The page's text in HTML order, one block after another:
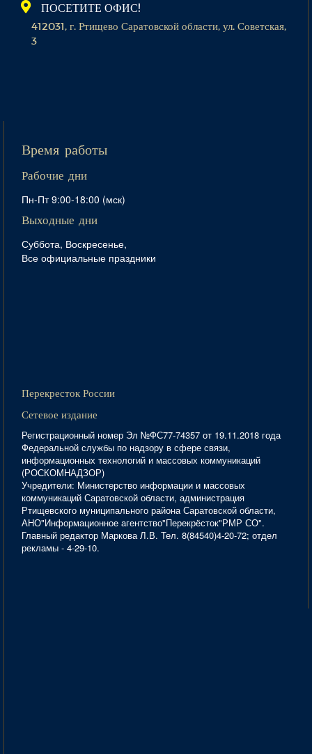
ПОСЕТИТЕ ОФИС!
412031, г. Ртищево Саратовской области, ул. Советская,
3
Время работы
Рабочие дни
Пн-Пт 9:00-18:00 (мск)
Выходные дни
Суббота, Воскресенье,
Все официальные праздники
Перекресток России
Сетевое издание
Регистрационный номер Эл №ФС77-74357 от 19.11.2018 года
Федеральной службы по надзору в сфере связи,
информационных технологий и массовых коммуникаций
(РОСКОМНАДЗОР)
Учредители: Министерство информации и массовых
коммуникаций Саратовской области, администрация
Ртищевского муниципального района Саратовской области,
АНО"Информационное агентство"Перекрёсток"РМР СО".
Главный редактор Маркова Л.В. Тел. 8(84540)4-20-72; отдел
рекламы - 4-29-10.